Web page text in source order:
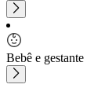
Bebê e gestante